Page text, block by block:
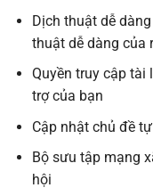
Dịch thuật dễ
thuật dễ dàng của
Quyền truy cập tài
trợ của bạn
Cập nhật chủ đề
Bộ sưu tập mạng
hội